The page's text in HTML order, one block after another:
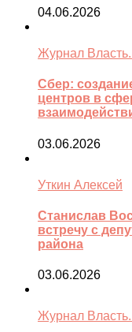
04.06.2026
Журнал
Сбер:
центров в
03.06.2026
Уткин Алексей
Станислав
встречу с
района
03.06.2026
Журнал